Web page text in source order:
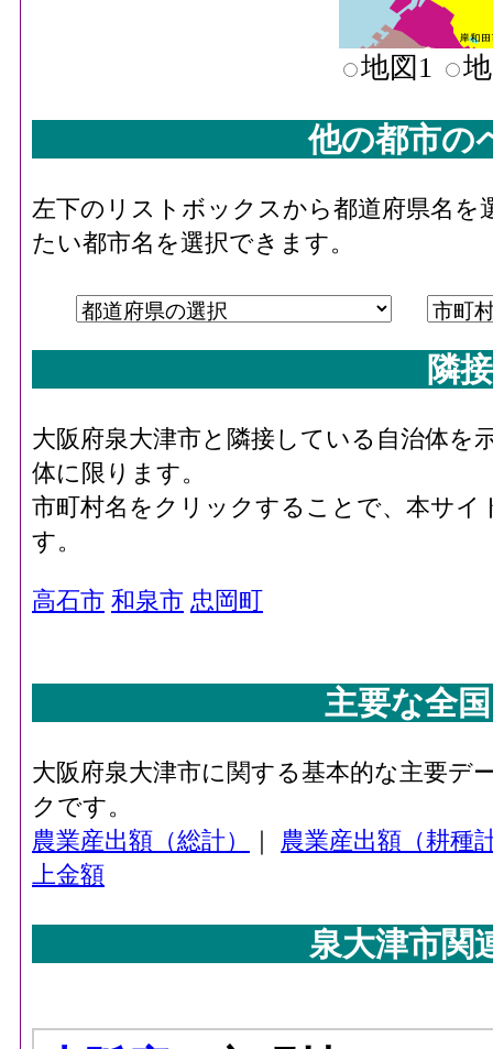
地図1
他の都市の
左下のリストボックスから都道府県名
たい都市名を選択できます。
隣
大阪府泉大津市と隣接している自治体を
体に限ります。
市町村名をクリックすることで、本サ
す。
高石市 和泉市 忠岡町
主要な全
大阪府泉大津市に関する基本的な主要
クです。
農業産出額（総計）
｜ 農業産出額（耕種
上金額
泉大津市関